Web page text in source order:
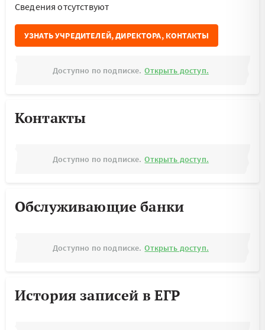
Cведения отсутствуют
УЗНАТЬ УЧРЕДИТЕЛЕЙ, ДИРЕКТОРА, КОНТАКТЫ
Доступно по подписке. Открыть доступ.
Контакты
Доступно по подписке. Открыть доступ.
Обслуживающие банки
Доступно по подписке. Открыть доступ.
История записей в ЕГР